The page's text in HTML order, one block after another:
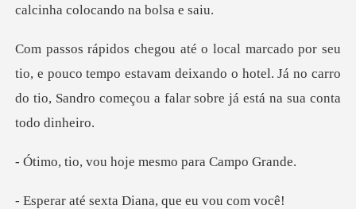
tio, e pouco tempo estavam deixando o hotel. Já no carro
do tio,
, tio, vou hoje mesm
erar até sexta Diana,